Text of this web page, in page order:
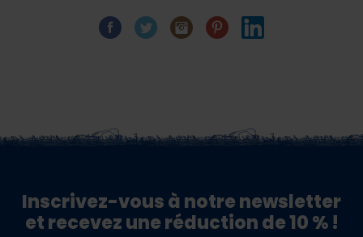
Inscrivez-vous à notre newsletter
et recevez une réduction de 10 % !